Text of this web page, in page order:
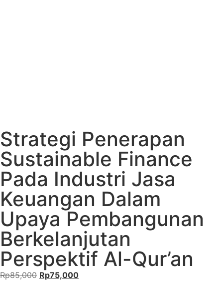
Strategi Penerapan
Sustainable Finance
Pada Industri Jasa
Keuangan Dalam
Upaya Pembangunan
Berkelanjutan
Perspektif Al-Qur’an
Rp85,000 Rp75,000